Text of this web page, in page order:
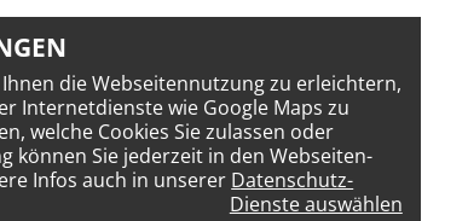
die Webseitennutzung zu erleichtern,
Internetdienste wie Google Maps zu
welche Cookies Sie zulassen oder
können Sie jederzeit in den Webseiten-
Infos auch in unserer Datenschutz-
Dienste auswählen